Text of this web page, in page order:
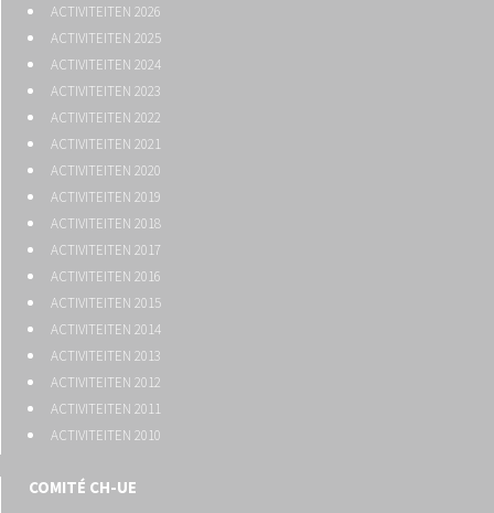
ACTIVITEITEN 2026
ACTIVITEITEN 2025
ACTIVITEITEN 2024
ACTIVITEITEN 2023
ACTIVITEITEN 2022
ACTIVITEITEN 2021
ACTIVITEITEN 2020
ACTIVITEITEN 2019
ACTIVITEITEN 2018
ACTIVITEITEN 2017
ACTIVITEITEN 2016
ACTIVITEITEN 2015
ACTIVITEITEN 2014
ACTIVITEITEN 2013
ACTIVITEITEN 2012
ACTIVITEITEN 2011
ACTIVITEITEN 2010
COMITÉ CH-UE